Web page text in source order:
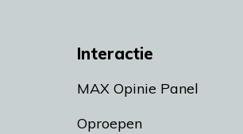
Interactie
MAX Opinie Panel
Oproepen